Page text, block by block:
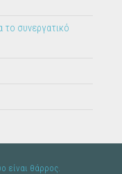
το συνεργατικό
είναι θάρρος.